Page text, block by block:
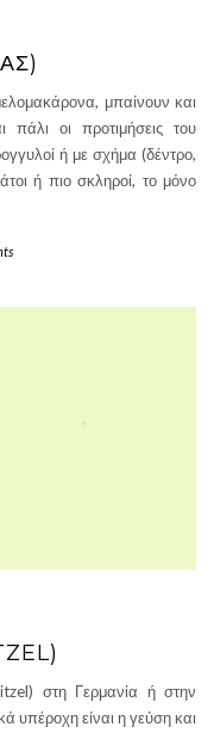
μπαίνουν και
πάλι οι προτιμήσεις του
ή με σχήμα (δέντρο,
ή πιο σκληροί, το μόνο
στη Γερμανία ή στην
υπέροχη είναι η γεύση και